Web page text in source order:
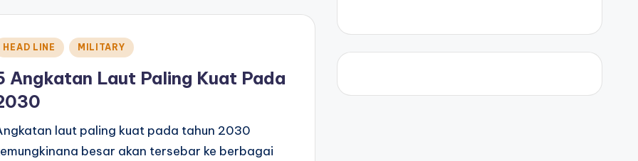
HEAD LINE MILITARY
Angkatan Laut Paling Kuat Pada
laut paling kuat pada tahun 2030
besar akan tersebar ke berbagai